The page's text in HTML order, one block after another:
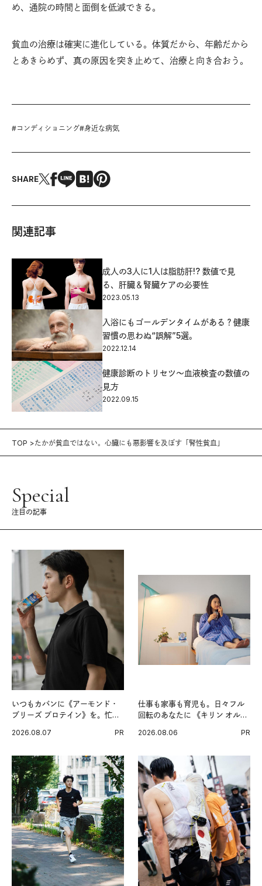
め、通院の時間と面倒を低減できる。
貧血の治療は確実に進化している。体質だから、年齢だから
とあきらめず、真の原因を突き止めて、治療と向き合おう。
#コンディショニング#身近な病気
SHARE
関連記事
成人の3人に1人は脂肪肝!? 数値で見
る、肝臓＆腎臓ケアの必要性
2023.05.13
入浴にもゴールデンタイムがある？健康
習慣の思わぬ“誤解”5選。
2022.12.14
健康診断のトリセツ〜血液検査の数値の
見方
2022.09.15
TOP たかが貧血ではない。心臓にも悪影響を及ぼす「腎性貧血」
Special
注目の記事
いつもカバンに《アーモンド・
ブリーズ プロテイン》を。忙し
グ習慣。
2026.08.07 PR
仕事も家事も育児も。日々フル
回転のあなたに 《キリン オルニ
2026.08.06 PR